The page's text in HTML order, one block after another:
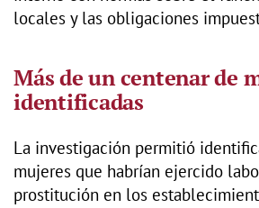
locales y las obligaciones
Más de un centenar de
identificadas
La investigación permitió
mujeres que habrían ejercido
prostitución en los